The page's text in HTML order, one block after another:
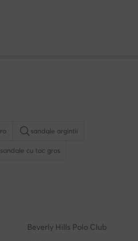
sandale argintii
sandale cu toc gros
Beverly Hills Polo Club